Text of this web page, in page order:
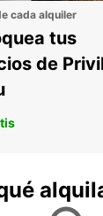
cada alquiler
tus
de